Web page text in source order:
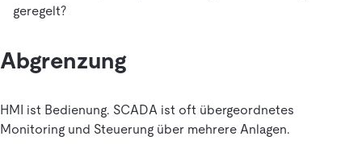
geregelt?
Abgrenzung
HMI ist Bedienung. SCADA ist oft übergeordnetes
Monitoring und Steuerung über mehrere Anlagen.